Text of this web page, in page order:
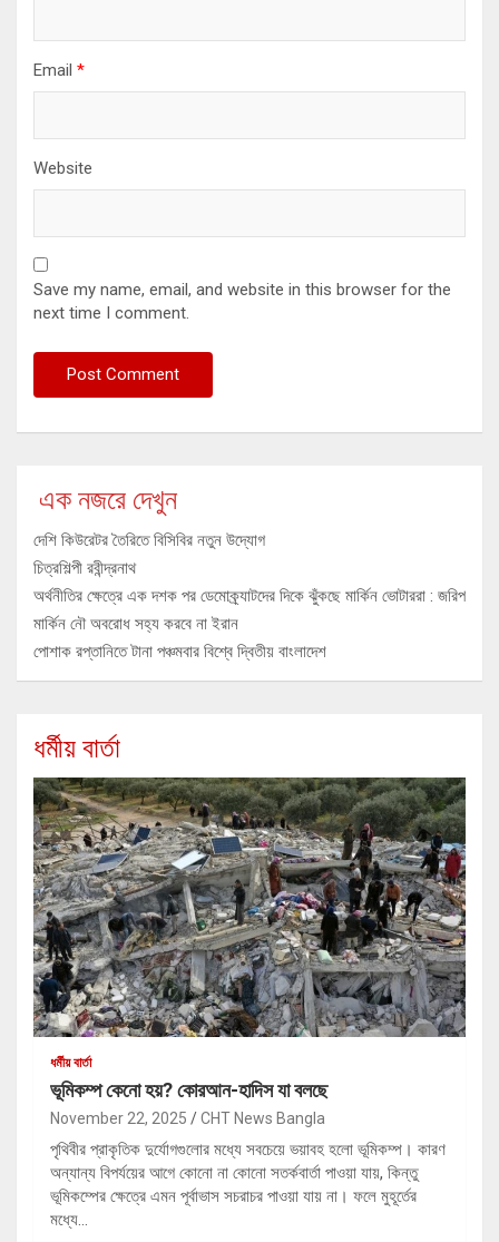
Email *
Website
Save my name, email, and website in this browser for the
next time I comment.
এক নজরে দেখুন
দেশি কিউরেটর তৈরিতে বিসিবির নতুন উদ্যোগ
চিত্রশিল্পী রবীন্দ্রনাথ
অর্থনীতির ক্ষেত্রে এক দশক পর ডেমোক্র্যাটদের দিকে ঝুঁকছে মার্কিন ভোটাররা : জরিপ
মার্কিন নৌ অবরোধ সহ্য করবে না ইরান
পোশাক রপ্তানিতে টানা পঞ্চমবার বিশ্বে দ্বিতীয় বাংলাদেশ
ধর্মীয় বার্তা
ধর্মীয় বার্তা
ভূমিকম্প কেনো হয়? কোরআন-হাদিস যা বলছে
November 22, 2025 CHT News Bangla
পৃথিবীর প্রাকৃতিক দুর্যোগগুলোর মধ্যে সবচেয়ে ভয়াবহ হলো ভূমিকম্প। কারণ
অন্যান্য বিপর্যয়ের আগে কোনো না কোনো সতর্কবার্তা পাওয়া যায়, কিন্তু
ভূমিকম্পের ক্ষেত্রে এমন পূর্বাভাস সচরাচর পাওয়া যায় না। ফলে মুহূর্তের
মধ্যে…